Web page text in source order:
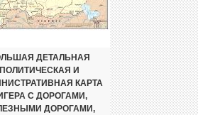
ДЕТАЛЬНАЯ
ПОЛИТИЧЕСКАЯ И
КАРТА
С ДОРОГАМИ,
ДОРОГАМИ,